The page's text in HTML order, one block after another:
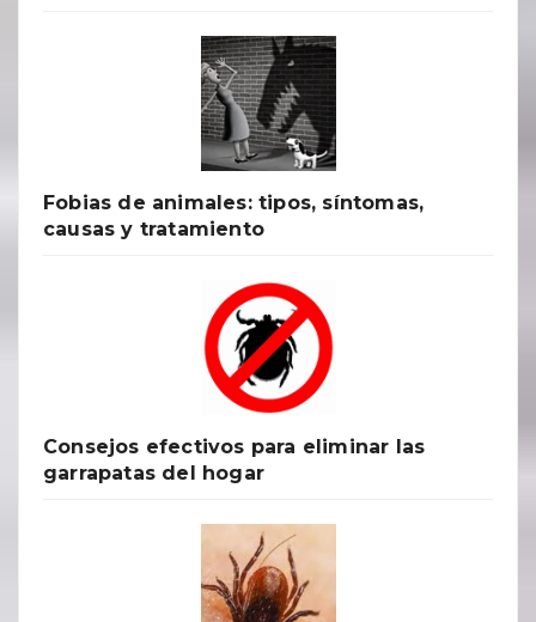
Fobias de animales: tipos, síntomas,
causas y tratamiento
Consejos efectivos para eliminar las
garrapatas del hogar